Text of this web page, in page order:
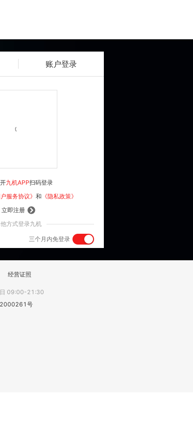
账户登录
登 录
立即注册
方式登录九机
三个月内免登录
九机APP扫码登录
服务协议》 和 《隐私政策》
经营证照
日 09:00-21:30
号